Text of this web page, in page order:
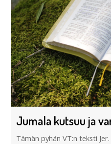
Jumala kutsuu ja
Tämän pyhän VT:n teksti